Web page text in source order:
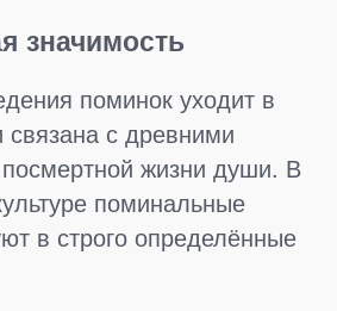
значимость
поминок уходит в
связана с древними
жизни души. В
поминальные
в строго определённые